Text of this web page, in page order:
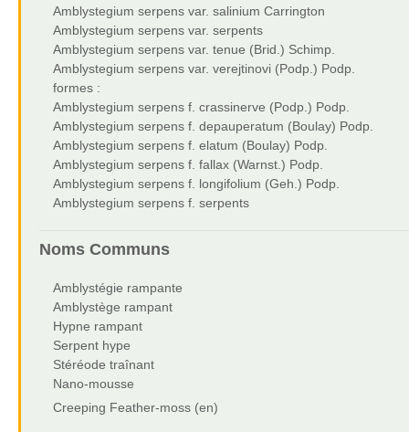
Amblystegium serpens var. salinium Carrington
Amblystegium serpens var. serpents
Amblystegium serpens var. tenue (Brid.) Schimp.
Amblystegium serpens var. verejtinovi (Podp.) Podp.
formes :
Amblystegium serpens f. crassinerve (Podp.) Podp.
Amblystegium serpens f. depauperatum (Boulay) Podp.
Amblystegium serpens f. elatum (Boulay) Podp.
Amblystegium serpens f. fallax (Warnst.) Podp.
Amblystegium serpens f. longifolium (Geh.) Podp.
Amblystegium serpens f. serpents
Noms Communs
Amblystégie rampante
Amblystège rampant
Hypne rampant
Serpent hype
Stéréode traînant
Nano-mousse
Creeping Feather-moss (en)